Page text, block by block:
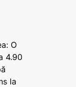
O
4.90
la